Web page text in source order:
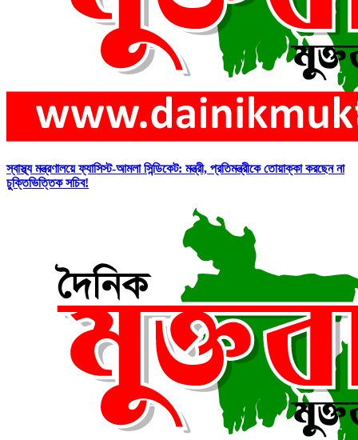
স্বাস্থ্য মন্ত্রণালয়ে ফ্যাসিস্ট-আমলা সিন্ডিকেট: মন্ত্রী, প্রতিমন্ত্রীকে তোয়াক্কা করছেন না
চুক্তিভিত্তিক সচিব!